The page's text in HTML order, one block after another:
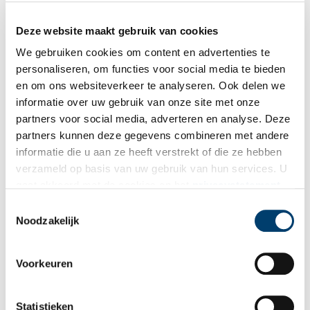
Deze website maakt gebruik van cookies
We gebruiken cookies om content en advertenties te
personaliseren, om functies voor social media te bieden
en om ons websiteverkeer te analyseren. Ook delen we
informatie over uw gebruik van onze site met onze
partners voor social media, adverteren en analyse. Deze
partners kunnen deze gegevens combineren met andere
informatie die u aan ze heeft verstrekt of die ze hebben
verzameld op basis van uw gebruik van hun services. U
Noodzakelijk
Voorkeuren
Statistieken
Woningbouw en wandelbos
Gemeente Heemstede koopt halverwege de twintigste eeuw